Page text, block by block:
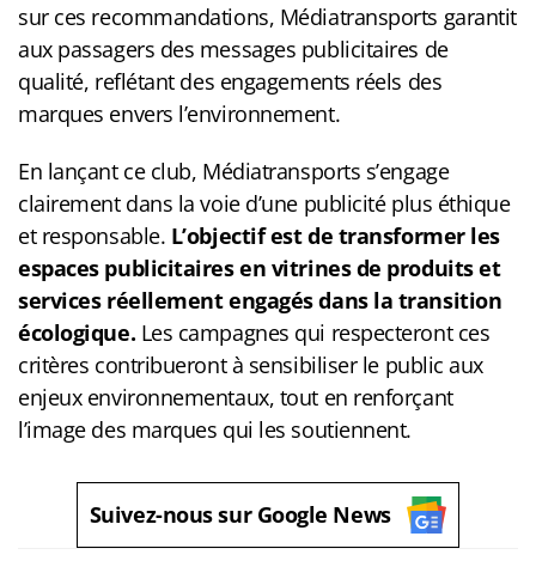
sur ces recommandations, Médiatransports garantit
aux passagers des messages publicitaires de
qualité, reflétant des engagements réels des
marques envers l’environnement.
En lançant ce club, Médiatransports s’engage
clairement dans la voie d’une publicité plus éthique
et responsable. L’objectif est de transformer les
espaces publicitaires en vitrines de produits et
services réellement engagés dans la transition
écologique. Les campagnes qui respecteront ces
critères contribueront à sensibiliser le public aux
enjeux environnementaux, tout en renforçant
l’image des marques qui les soutiennent.
Suivez-nous sur Google News